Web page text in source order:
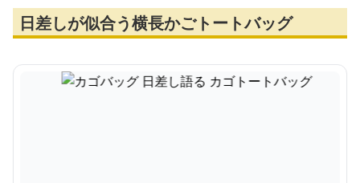
日差しが似合う横長かごトートバッグ